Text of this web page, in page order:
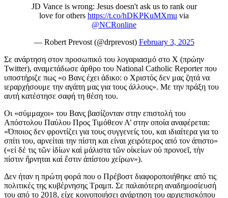
JD Vance is wrong: Jesus doesn't ask us to rank our
love for others https://t.co/hDKPKuMXmu via
@NCRonline
— Robert Prevost (@drprevost) February 3, 2025
Σε ανάρτηση στον προσωπικό του λογαριασμό στο Χ (πρώην
Twitter), αναμετάδωσε άρθρο του National Catholic Reporter που
υποστήριζε πως «ο Βανς έχει άδικο: ο Χριστός δεν μας ζητά να
ιεραρχήσουμε την αγάπη μας για τους άλλους». Με την πράξη του
αυτή κατέστησε σαφή τη θέση του.
Οι «σύμμαχοι» του Βανς βασίζονταν στην επιστολή του
Απόστολου Παύλου Προς Τιμόθεον Α’ στην οποία αναφέρεται:
«Όποιος δεν φροντίζει για τους συγγενείς του, και ιδιαίτερα για το
σπίτι του, αρνείται την πίστη και είναι χειρότερος από τον άπιστο»
(«εἰ δέ τις τῶν ἰδίων καὶ μάλιστα τῶν οἰκείων οὐ προνοεῖ, τὴν
πίστιν ἤρνηται καὶ ἔστιν ἀπίστου χείρων»).
Δεν ήταν η πρώτη φορά που ο Πρέβοστ διαφοροποιήθηκε από τις
πολιτικές της κυβέρνησης Τραμπ. Σε παλαιότερη αναδημοσίευσή
του από το 2018, είχε κοινοποιήσει ανάρτηση του αρχιεπισκόπου